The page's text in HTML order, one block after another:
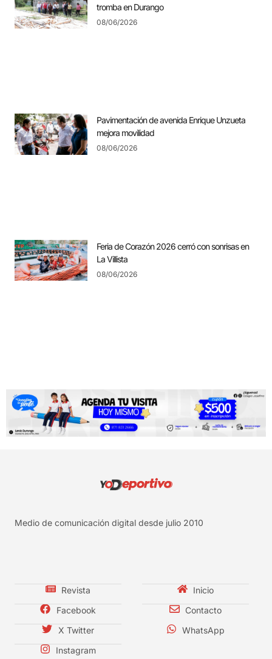
tromba en Durango
08/06/2026
Pavimentación de avenida Enrique Unzueta
mejora movilidad
08/06/2026
Feria de Corazón 2026 cerró con sonrisas en
La Villista
08/06/2026
Medio de comunicación digital desde julio 2010
Revista
Facebook
X Twitter
Instagram
Inicio
Contacto
WhatsApp